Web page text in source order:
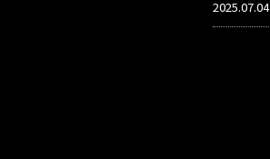
2025.07.04